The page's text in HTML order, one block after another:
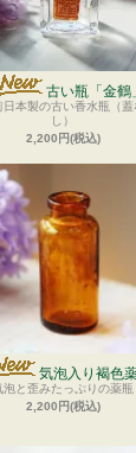
古い瓶「金鶴」
日本製の古い香水瓶（蓋
し）
2,200円(税込)
気泡入り褐色
泡と歪みたっぷりの薬瓶
2,200円(税込)